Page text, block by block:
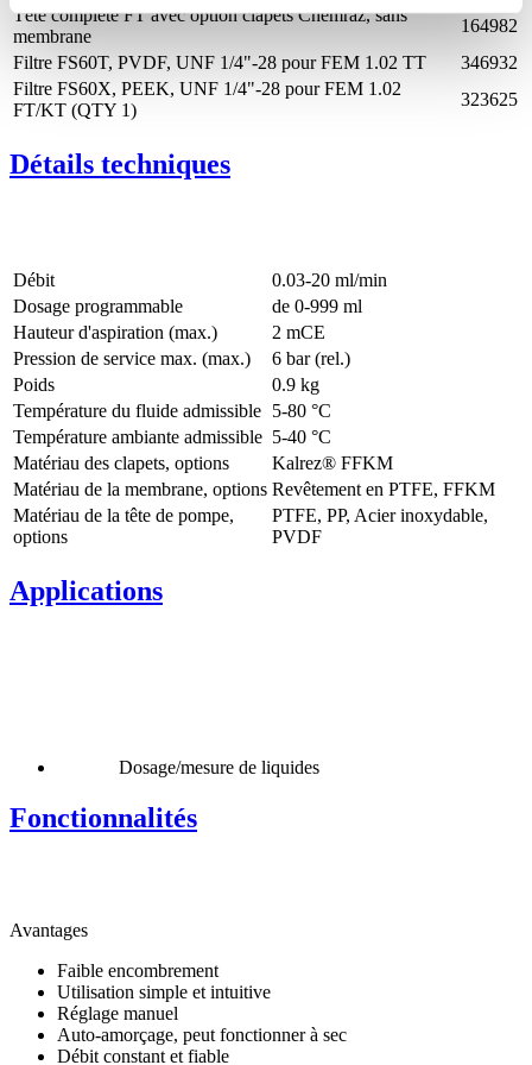
Tête complète FT avec option clapets Chemraz, sans
membrane
164982
Filtre FS60T, PVDF, UNF 1/4"-28 pour FEM 1.02 TT
346932
Filtre FS60X, PEEK, UNF 1/4"-28 pour FEM 1.02
FT/KT (QTY 1)
323625
Détails techniques
Débit
0.03-20 ml/min
Dosage programmable
de 0-999 ml
Hauteur d'aspiration (max.)
2 mCE
Pression de service max. (max.)
6 bar (rel.)
Poids
0.9 kg
Température du fluide admissible 5-80 °C
Température ambiante admissible 5-40 °C
Matériau des clapets, options
Kalrez® FFKM
Matériau de la membrane, options Revêtement en PTFE, FFKM
Matériau de la tête de pompe,
options
PTFE, PP, Acier inoxydable,
PVDF
Applications
Dosage/mesure de liquides
Fonctionnalités
Avantages
Faible encombrement
Utilisation simple et intuitive
Réglage manuel
Auto-amorçage, peut fonctionner à sec
Débit constant et fiable